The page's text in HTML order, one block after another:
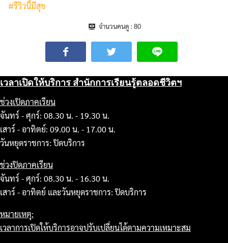
#รีวิวนี้มีสุข
จำนวนคนดู :80
เวลาเปิดให้บริการ สำนักการเรียนรู้ตลอดชีวิตฯ
ช่วงเปิดภาคเรียน
จันทร์ - ศุกร์: 08.30 น. - 19.30 น.
เสาร์ - อาทิตย์: 09.00 น. - 17.00 น.
วันหยุดราชการ: ปิดบริการ
ช่วงปิดภาคเรียน
จันทร์ - ศุกร์: 08.30 น. - 16.30 น.
เสาร์ - อาทิตย์ และวันหยุดราชการ: ปิดบริการ
หมายเหตุ:
เวลาการเปิดให้บริการอาจปรับเปลี่ยนได้ตามความเหมาะสม